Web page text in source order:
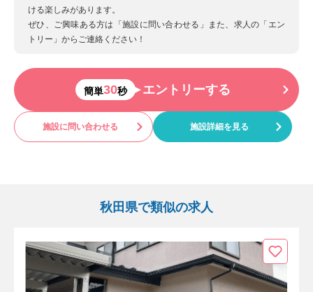
ける楽しみがあります。
ぜひ、ご興味ある方は「施設に問い合わせる」また、求人の「エン
トリー」からご連絡ください！
簡単30秒 エントリーする
施設に問い合わせる 施設詳細を見る
秋田県で類似の求人